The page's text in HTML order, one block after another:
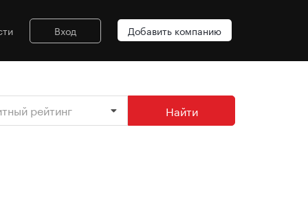
Вход Добавить компанию
рейтинг Найти